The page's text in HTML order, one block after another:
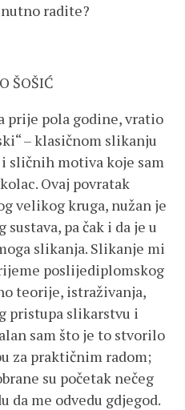
radite?
ŠOŠIĆ
prije pola godine, vratio
– klasičnom slikanju
sličnih motiva koje sam
Ovaj povratak
velikog kruga, nužan je
pa čak i da je u
slikanja. Slikanje mi
poslijediplomskog
teorije, istraživanja,
pristupa slikarstvu i
sam što je to stvorilo
za praktičnim radom;
su početak nečeg
da me odvedu gdjegod.